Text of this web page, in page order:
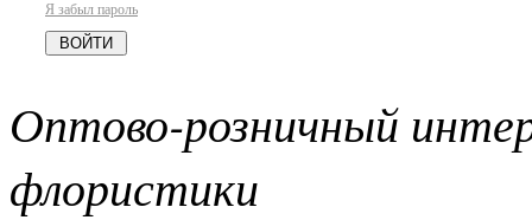
Я забыл пароль
Оптово-розничный
флористики